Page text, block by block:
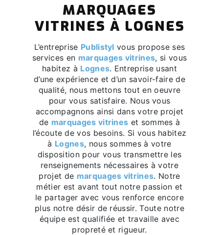
MARQUAGES
VITRINES À LOGNES
L’entreprise Publistyl vous propose ses
services en marquages vitrines, si vous
habitez à Lognes. Entreprise usant
d’une expérience et d’un savoir-faire de
qualité, nous mettons tout en oeuvre
pour vous satisfaire. Nous vous
accompagnons ainsi dans votre projet
de marquages vitrines et sommes à
l’écoute de vos besoins. Si vous habitez
à Lognes, nous sommes à votre
disposition pour vous transmettre les
renseignements nécessaires à votre
projet de marquages vitrines. Notre
métier est avant tout notre passion et
le partager avec vous renforce encore
plus notre désir de réussir. Toute notre
équipe est qualifiée et travaille avec
propreté et rigueur.